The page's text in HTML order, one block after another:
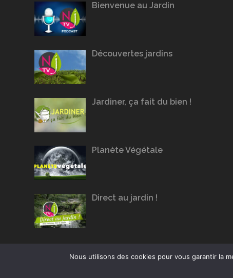
Bienvenue au Jardin
Découvertes jardins
Jardiner, ça fait du bien !
Planète Végétale
Direct au jardin !
Nous utilisons des cookies pour vous garantir la